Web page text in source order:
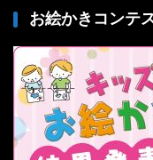
お絵かきコンテ